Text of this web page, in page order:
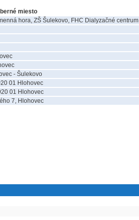
miesto
hora, ZŠ Šulekovo, FHC Dialyzačné centrum
- Šulekovo
01 Hlohovec
01 Hlohovec
7, Hlohovec